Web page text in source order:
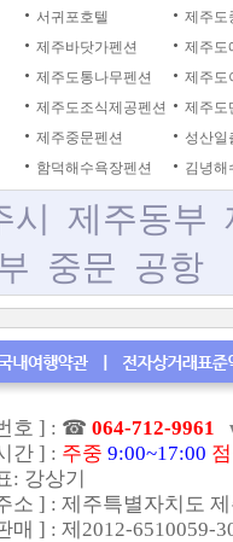
서귀포호텔
제주도
제주바닷가펜션
제주도
제주도통나무펜션
제주도
제주도조식제공펜션
제주도
제주중문펜션
성산일
함덕해수욕장펜션 김녕해
시 제주동부
중문 공항
호 ] : ☎ 064-712-9961
간 ] : 주중 9:00~17:00
: 강상기
소 ] : 제주특별자치도
매 ] : 제2012-